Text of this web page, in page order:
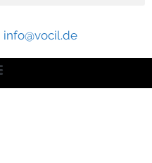
info@vocil.de